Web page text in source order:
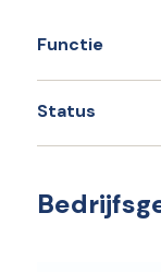
Functie
Status